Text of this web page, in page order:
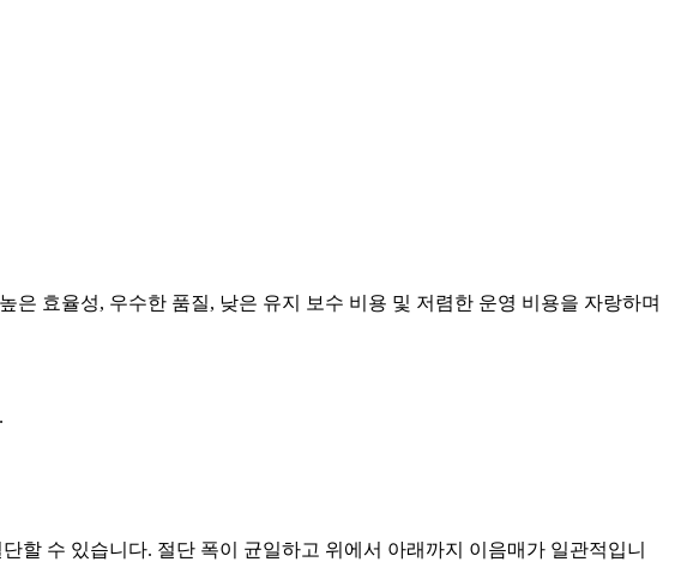
은 효율성, 우수한 품질, 낮은 유지 보수 비용 및 저렴한 운영 비용을 자랑하며
할 수 있습니다. 절단 폭이 균일하고 위에서 아래까지 이음매가 일관적입니